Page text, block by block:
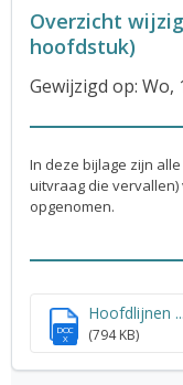
Overzicht
hoofdstuk)
Gewijzigd op: Wo,
In deze bijlage zijn
uitvraag die vervallen)
opgenomen.
DOC
X
Hoofdlijnen ...
(794 KB)